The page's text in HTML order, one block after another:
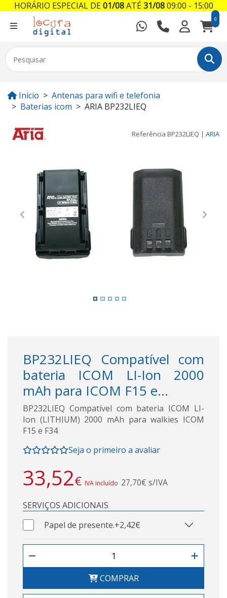
0
Início
Antenas para wifi e telefonia
Baterias icom
ARIA BP232LIEQ
Referência BP232LIEQ | ARIA
Previous Next
BP232LIEQ Compatível com
bateria ICOM LI-Ion 2000
mAh para ICOM F15 e...
BP232LIEQ Compatível com bateria ICOM LI-
Ion (LITHIUM) 2000 mAh para walkies ICOM
F15 e F34
Seja o primeiro a avaliar
33,52€ IVA incluído 27,70€ s/IVA
SERVIÇOS ADICIONAIS
Papel de presente.+2,42€
COMPRAR
HORÁRIO ESPECIAL DE01/08ATÉ31/0809:00 - 15:00